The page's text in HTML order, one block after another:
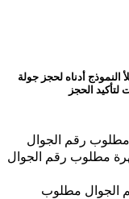
النموذج أدناه لحجز جولة
الحجز
رقم الجوال
مطلوب رقم الجوال
الجوال مطلوب